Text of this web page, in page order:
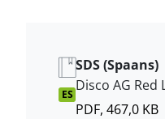
ES
SDS (Spaans)
Disco AG Red
PDF, 467,0 KB